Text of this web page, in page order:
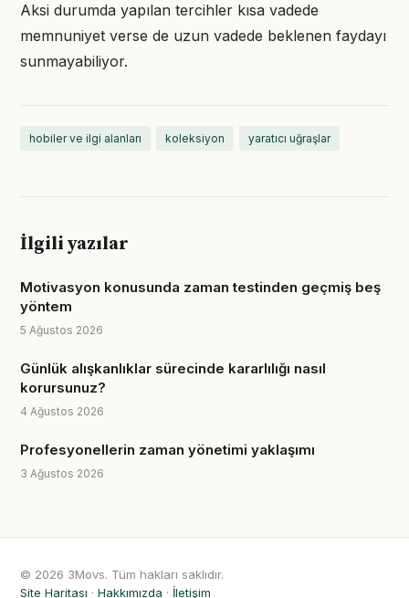
Aksi durumda yapılan tercihler kısa vadede
memnuniyet verse de uzun vadede beklenen faydayı
sunmayabiliyor.
hobiler ve ilgi alanları koleksiyon yaratıcı uğraşlar
İlgili yazılar
Motivasyon konusunda zaman testinden geçmiş beş
yöntem
5 Ağustos 2026
Günlük alışkanlıklar sürecinde kararlılığı nasıl
korursunuz?
4 Ağustos 2026
Profesyonellerin zaman yönetimi yaklaşımı
3 Ağustos 2026
© 2026 3Movs. Tüm hakları saklıdır.
Site Haritası · Hakkımızda · İletişim